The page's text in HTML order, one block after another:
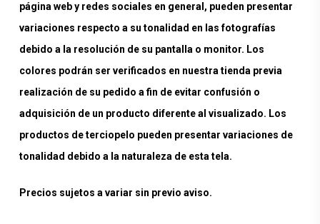
página web y redes sociales en general, pueden presentar
variaciones respecto a su tonalidad en las fotografías
debido a la resolución de su pantalla o monitor. Los
colores podrán ser verificados en nuestra tienda previa
realización de su pedido a fin de evitar confusión o
adquisición de un producto diferente al visualizado. Los
productos de terciopelo pueden presentar variaciones de
tonalidad debido a la naturaleza de esta tela.
Precios sujetos a variar sin previo aviso.